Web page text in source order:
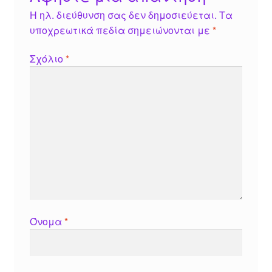
Η ηλ. διεύθυνση σας δεν δημοσιεύεται. Τα
υποχρεωτικά πεδία σημειώνονται με *
Σχόλιο*
Όνομα *